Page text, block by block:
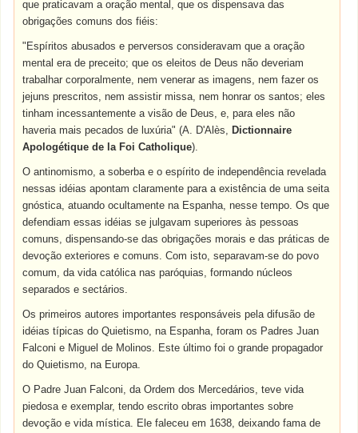
que praticavam a oração mental, que os dispensava das
obrigações comuns dos fiéis:
"Espíritos abusados e perversos consideravam que a oração
mental era de preceito; que os eleitos de Deus não deveriam
trabalhar corporalmente, nem venerar as imagens, nem fazer os
jejuns prescritos, nem assistir missa, nem honrar os santos; eles
tinham incessantemente a visão de Deus, e, para eles não
haveria mais pecados de luxúria" (A. D'Alès, Dictionnaire
Apologétique de la Foi Catholique).
O antinomismo, a soberba e o espírito de independência revelada
nessas idéias apontam claramente para a existência de uma seita
gnóstica, atuando ocultamente na Espanha, nesse tempo. Os que
defendiam essas idéias se julgavam superiores às pessoas
comuns, dispensando-se das obrigações morais e das práticas de
devoção exteriores e comuns. Com isto, separavam-se do povo
comum, da vida católica nas paróquias, formando núcleos
separados e sectários.
Os primeiros autores importantes responsáveis pela difusão de
idéias típicas do Quietismo, na Espanha, foram os Padres Juan
Falconi e Miguel de Molinos. Este último foi o grande propagador
do Quietismo, na Europa.
O Padre Juan Falconi, da Ordem dos Mercedários, teve vida
piedosa e exemplar, tendo escrito obras importantes sobre
devoção e vida mística. Ele faleceu em 1638, deixando fama de